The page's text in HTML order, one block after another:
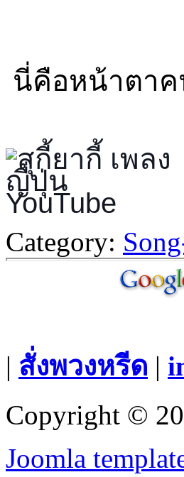
นี่คือหน้าตาค
Category:
| สั่งพวงหรีด |
Copyright ©
Joomla